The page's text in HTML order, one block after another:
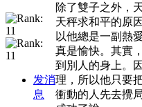
发消
息
除了雙子之外，
天秤求和平的原
以他總是一副熱
真是愉快。其實
到別人的身上。
理，所以他只要
衝動的人先去攪